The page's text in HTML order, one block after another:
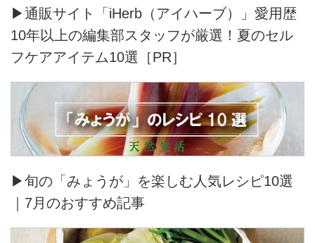
▶通販サイト「iHerb（アイハーブ）」愛用歴
10年以上の編集部スタッフが厳選！夏のセル
フケアアイテム10選［PR］
▶旬の「みょうが」を楽しむ人気レシピ10選
｜7月のおすすめ記事